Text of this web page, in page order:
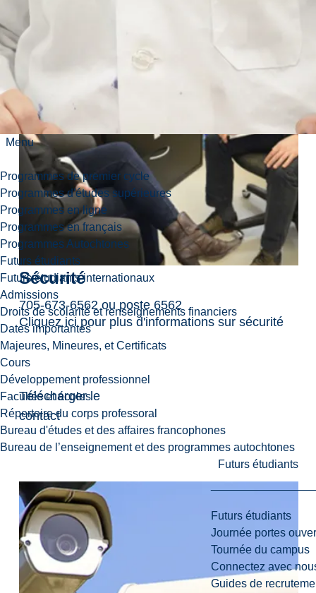
Menu
Programmes de premier cycle
Programmes d'études supérieures
Programmes en ligne
Programmes en français
Programmes Autochtones
Futurs étudiants
Futurs étudiants internationaux
Admissions
Droits de scolarité et renseignements financiers
Dates importantes
Majeures, Mineures, et Certificats
Cours
Développement professionnel
Facultés et écoles
Répertoire du corps professoral
Bureau d'études et des affaires francophones
Bureau de l’enseignement et des programmes autochtones
Futurs étudiants
Futurs étudiants
Journée portes
Tournée du campus
Connectez avec
Guides de
Sécurité
705-673-6562 ou poste 6562
Cliquez ici pour plus d'informations sur sécurité
Télécharger le
contact